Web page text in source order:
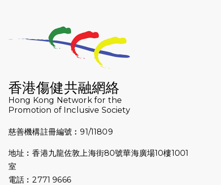
2026-07-23
猛龍長跑隊恆常練習 - 7月23日
（19:00開始）
猛龍長跑隊恆常練習 - 7月16日
2026-07-10
【猛龍戈壁118公里分享暨香港傷健共
融網絡15周年晚宴】
2026-07-09
猛龍長跑隊恆常練習 - 7月9日（19:00
2026-07-02
香港傷健共融網絡
Hong Kong Network for the
Promotion of Inclusive Society
慈善機構註冊編號︰91/11809
地址︰香港九龍佐敦上海街80號華海廣場10樓1001
室
電話︰2771 9666